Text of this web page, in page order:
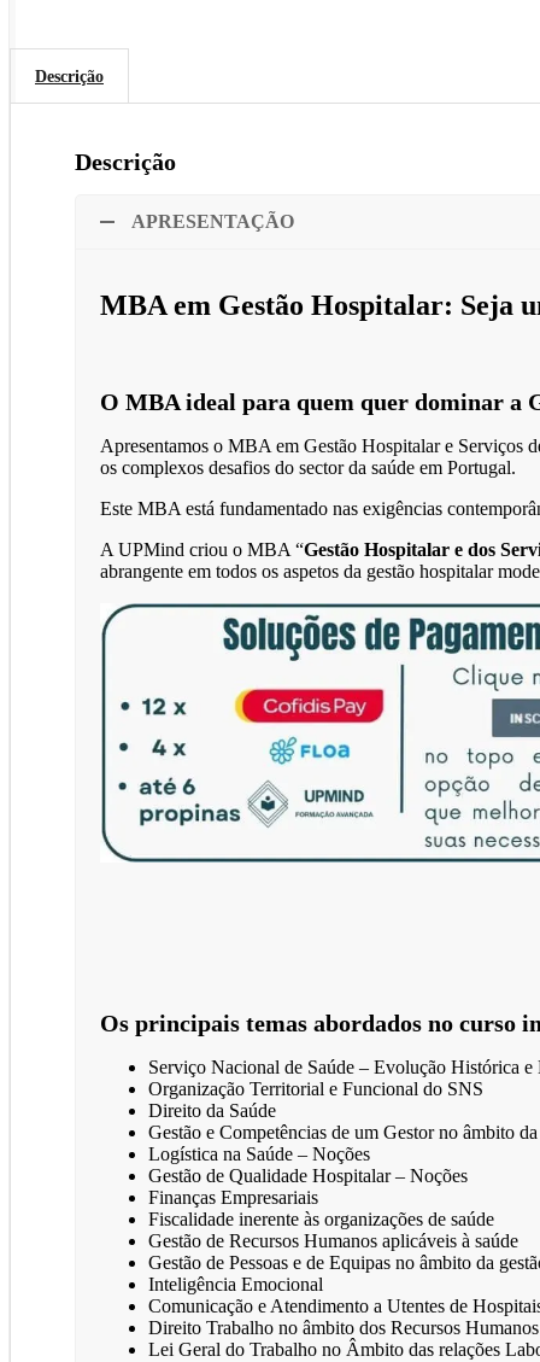
Descrição
Descrição
APRESENTAÇÃO
MBA em Gestão Hospitalar: Seja
O MBA ideal para quem quer dominar a
Apresentamos o MBA em Gestão Hospitalar e Serviços
os complexos desafios do sector da saúde em Portugal.
Este MBA está fundamentado nas exigências
A UPMind criou o MBA “Gestão Hospitalar e dos
abrangente em todos os aspetos da gestão hospitalar
Os principais temas abordados no curso
Serviço Nacional de Saúde – Evolução Histórica e
Organização Territorial e Funcional do SNS
Direito da Saúde
Gestão e Competências de um Gestor no âmbito
Logística na Saúde – Noções
Gestão de Qualidade Hospitalar – Noções
Finanças Empresariais
Fiscalidade inerente às organizações de saúde
Gestão de Recursos Humanos aplicáveis à saúde
Gestão de Pessoas e de Equipas no âmbito da
Inteligência Emocional
Comunicação e Atendimento a Utentes de
Direito Trabalho no âmbito dos Recursos Humanos
Lei Geral do Trabalho no Âmbito das relações